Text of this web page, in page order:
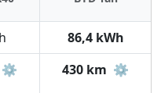
86,4 kWh
⚙️ 430 km ⚙️